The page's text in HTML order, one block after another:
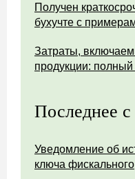
Получен
бухучте с
Затраты,
продукции:
Последнее
Уведомление об
ключа фискального